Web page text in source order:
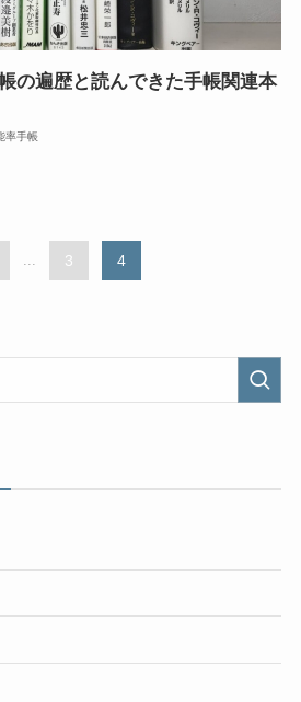
の遍歴と読んできた手帳関連本
率手帳
3 4